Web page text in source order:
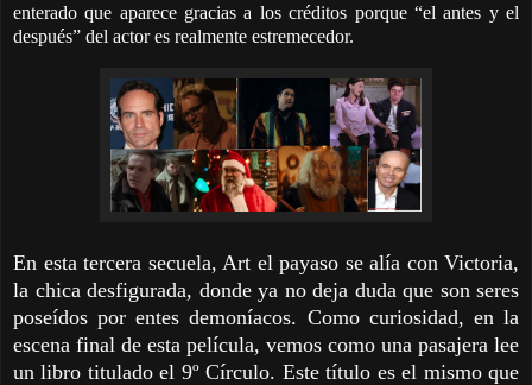
enterado que aparece gracias a los créditos porque “el antes y el
después” del actor es realmente estremecedor.
En esta tercera secuela, Art el payaso se alía con Victoria,
la chica desfigurada, donde ya no deja duda que son seres
poseídos por entes demoníacos. Como curiosidad, en la
escena final de esta película, vemos como una pasajera lee
un libro titulado el 9º Círculo. Este título es el mismo que